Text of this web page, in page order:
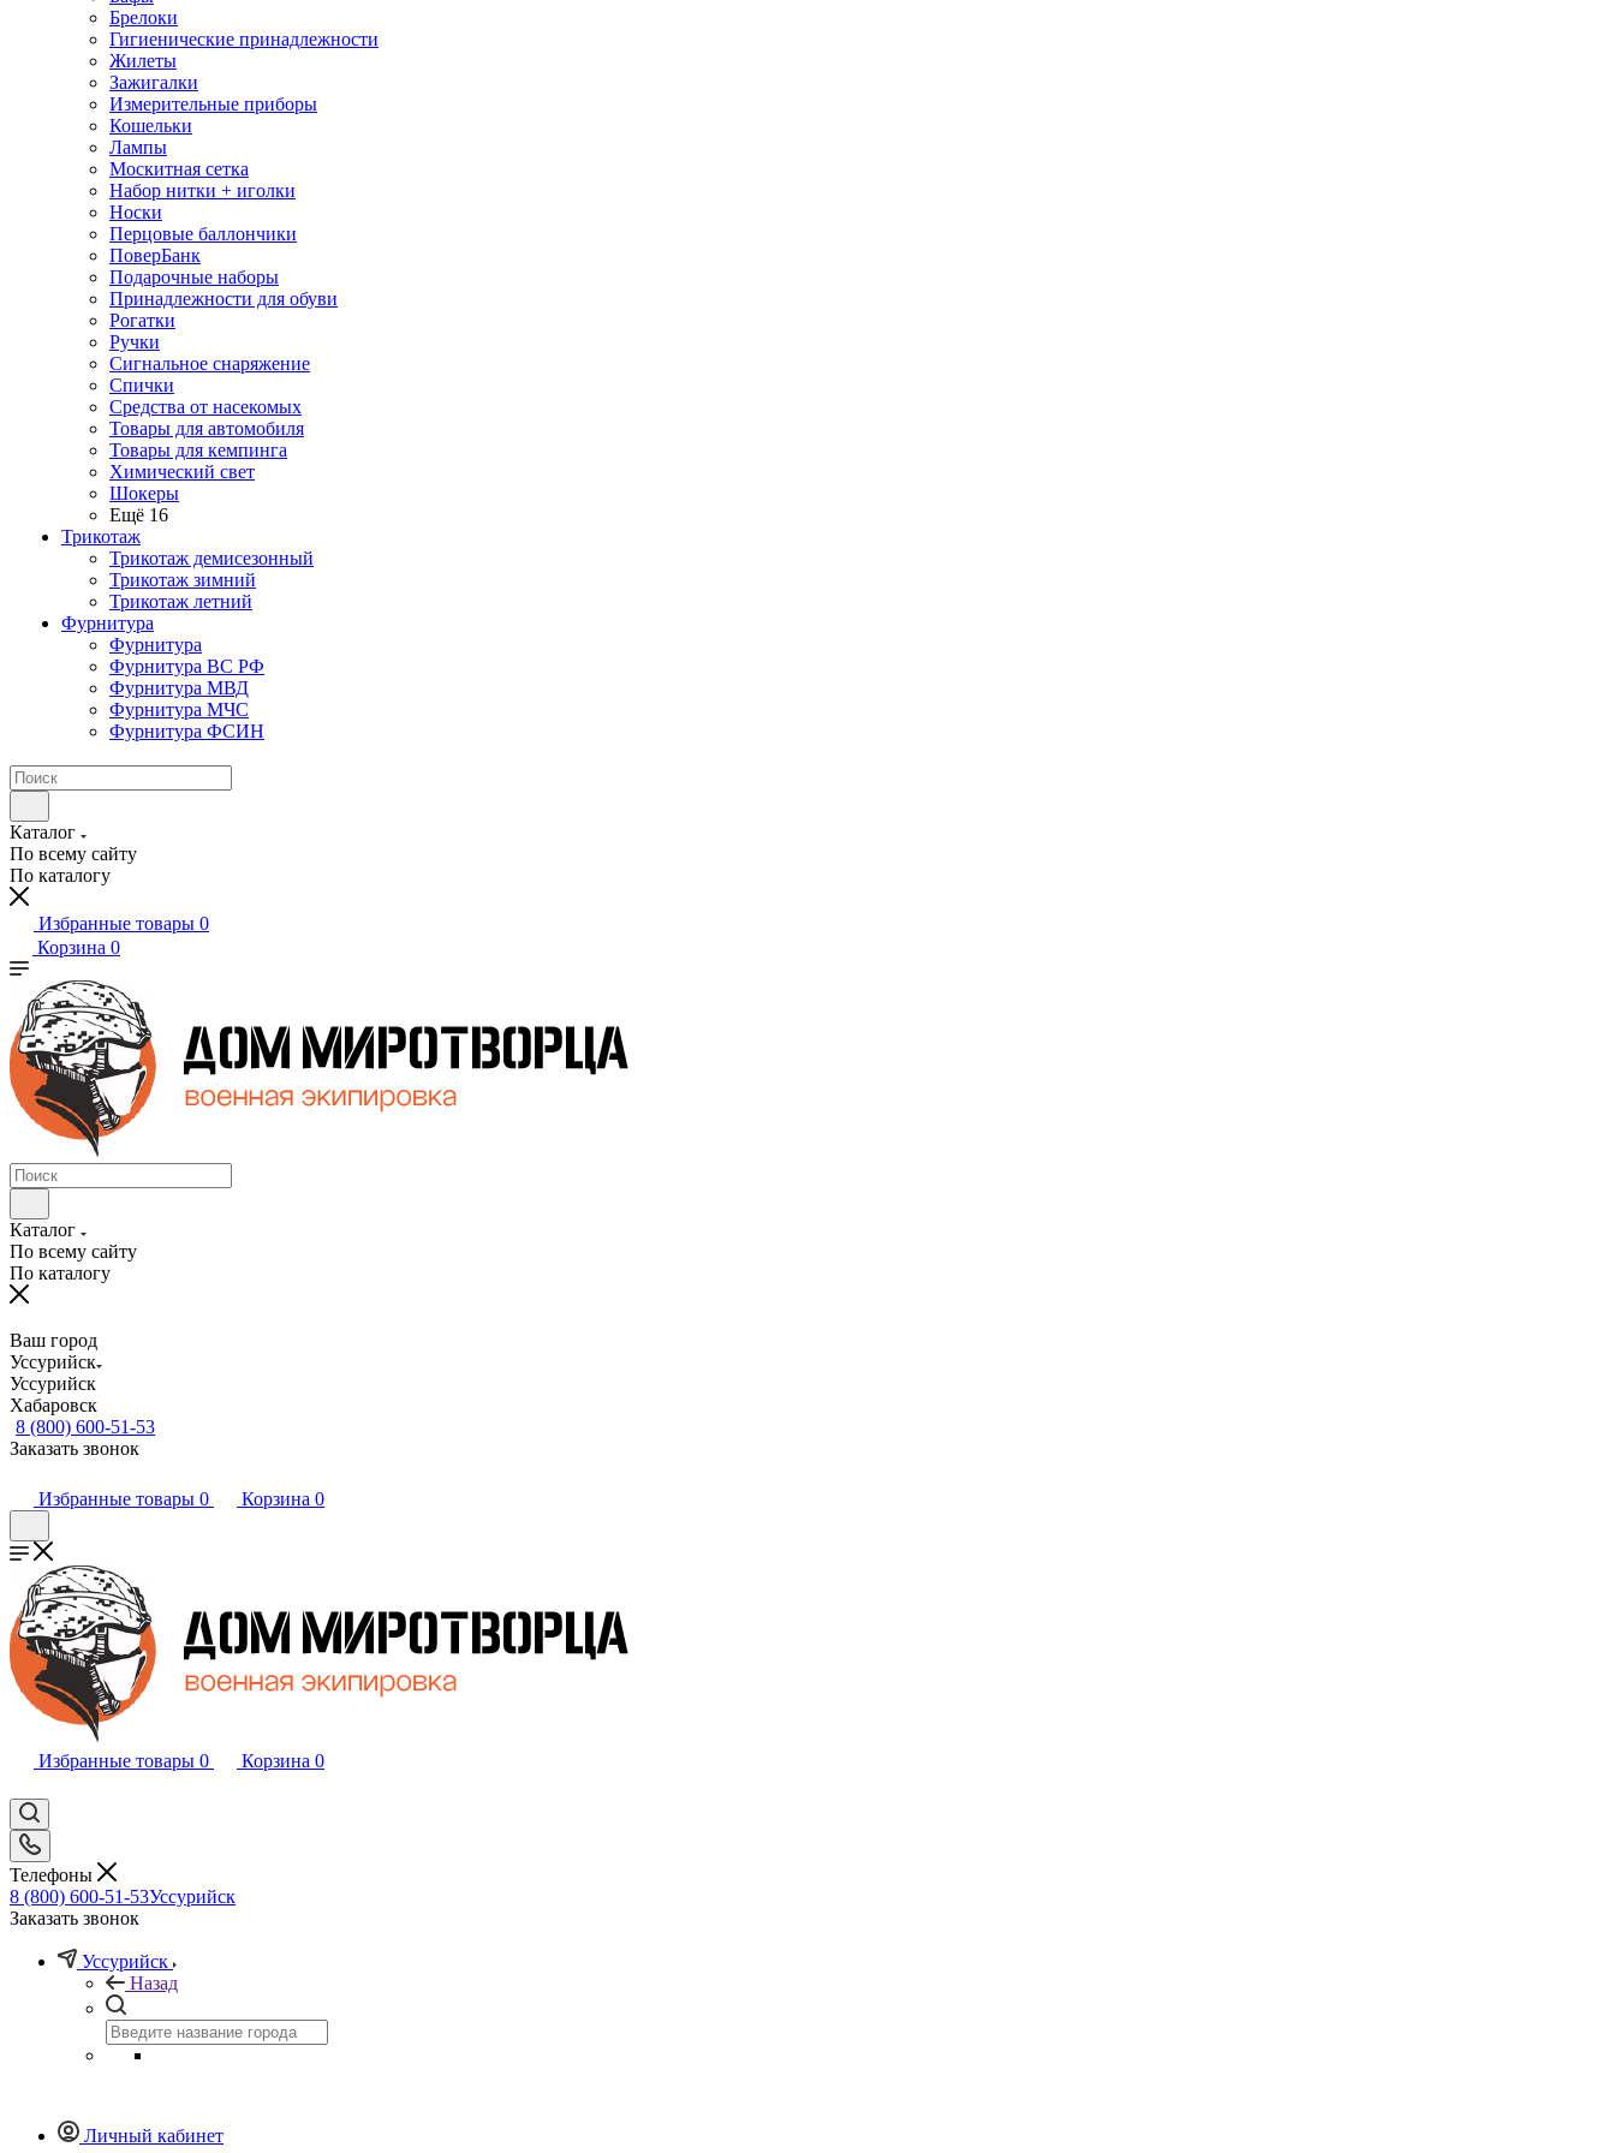
Брелоки
Гигиенические принадлежности
Жилеты
Зажигалки
Измерительные приборы
Кошельки
Лампы
Москитная сетка
Набор нитки + иголки
Носки
Перцовые баллончики
ПоверБанк
Подарочные наборы
Принадлежности для обуви
Рогатки
Ручки
Сигнальное снаряжение
Спички
Средства от насекомых
Товары для автомобиля
Товары для кемпинга
Химический свет
Шокеры
Ещё 16
Трикотаж
Трикотаж демисезонный
Трикотаж зимний
Трикотаж летний
Фурнитура
Фурнитура
Фурнитура ВС РФ
Фурнитура МВД
Фурнитура МЧС
Фурнитура ФСИН
Каталог
По всему сайту
По каталогу
Избранные товары 0
Корзина 0
Каталог
По всему сайту
По каталогу
Ваш город
Уссурийск
Уссурийск
Хабаровск
8 (800) 600-51-53
Заказать звонок
Избранные товары 0 Корзина 0
Избранные товары 0 Корзина 0
Телефоны
8 (800) 600-51-53Уссурийск
Заказать звонок
Уссурийск
Назад
Личный кабинет